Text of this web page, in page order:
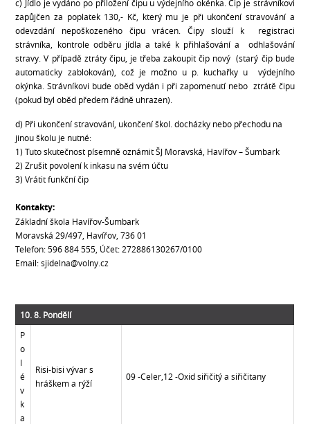
c) Jídlo je vydáno po přiložení čipu u výdejního okénka. Čip je strávníkovi
zapůjčen za poplatek 130,- Kč, který mu je při ukončení stravování a
odevzdání nepoškozeného čipu vrácen. Čipy slouží k registraci
strávníka, kontrole odběru jídla a také k přihlašování a odhlašování
stravy. V případě ztráty čipu, je třeba zakoupit čip nový (starý čip bude
automaticky zablokován), což je možno u p. kuchařky u výdejního
okýnka. Strávníkovi bude oběd vydán i při zapomenutí nebo ztrátě čipu
(pokud byl oběd předem řádně uhrazen).
d) Při ukončení stravování, ukončení škol. docházky nebo přechodu na
jinou školu je nutné:
1) Tuto skutečnost písemně oznámit ŠJ Moravská, Havířov – Šumbark
2) Zrušit povolení k inkasu na svém účtu
3) Vrátit funkční čip
Kontakty:
Základní škola Havířov-Šumbark
Moravská 29/497, Havířov, 736 01
Telefon: 596 884 555, Účet: 272886130267/0100
Email: sjidelna@volny.cz
10. 8. Pondělí
P
o
l
é
v
k
a
Risi-bisi vývar s
hráškem a rýží
09 -Celer,12 -Oxid siřičitý a siřičitany